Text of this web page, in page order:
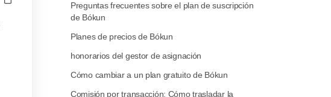
Preguntas frecuentes sobre el plan de suscripción
de Bókun
Planes de precios de Bókun
honorarios del gestor de asignación
Cómo cambiar a un plan gratuito de Bókun
Comisión por transacción: Cómo trasladar la